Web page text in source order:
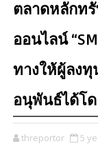
ตลาดหลักท
ออนไลน์
ทางให้ผู้ลง
อนุพันธ์ได้โ
threportor 5